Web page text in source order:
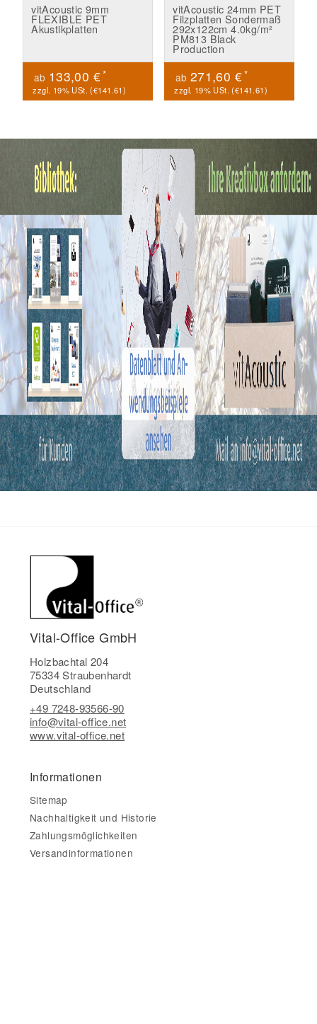
vitAcoustic 9mm
FLEXIBLE PET
Akustikplatten
ab 133,00 €*
zzgl. 19% USt. (€141.61)
vitAcoustic 24mm PET
Filzplatten Sondermaß
292x122cm 4.0kg/m²
PM813 Black
Production
ab 271,60 €*
zzgl. 19% USt. (€141.61)
Vital-Office GmbH
Holzbachtal 204
75334 Straubenhardt
Deutschland
+49 7248-93566-90
info@vital-office.net
www.vital-office.net
Informationen
Sitemap
Nachhaltigkeit und Historie
Zahlungsmöglichkeiten
Versandinformationen